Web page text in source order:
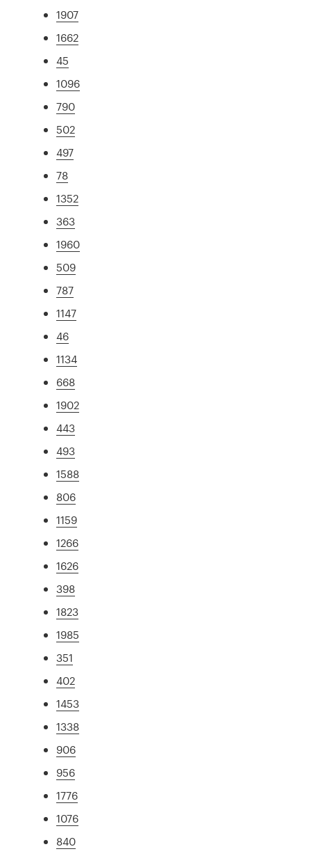
1907
1662
45
1096
790
502
497
78
1352
363
1960
509
787
1147
46
1134
668
1902
443
493
1588
806
1159
1266
1626
398
1823
1985
351
402
1453
1338
906
956
1776
1076
840